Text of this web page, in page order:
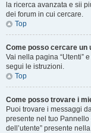
la ricerca avanzata e sii
dei forum in cui cercare.
Top
Come posso cercare un
Vai nella pagina “Utenti”
segui le istruzioni.
Top
Come posso trovare i
Puoi trovare i messaggi
presente nel tuo Pannello
dell’utente” presente